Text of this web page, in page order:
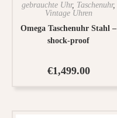
gebrauchte Uhr, Taschenuhr,
Vintage Uhren
Omega Taschenuhr Stahl –
shock-proof
€1,499.00